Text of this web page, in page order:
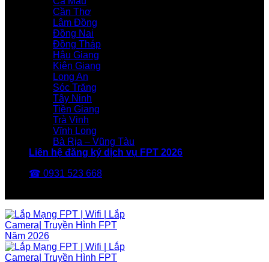
Cần Thơ
Lâm Đồng
Đồng Nai
Đồng Tháp
Hậu Giang
Kiên Giang
Long An
Sóc Trăng
Tây Ninh
Tiền Giang
Trà Vinh
Vĩnh Long
Bà Rịa – Vũng Tàu
Liên hệ đăng ký dịch vụ FPT 2026
☎ 0931 523 668